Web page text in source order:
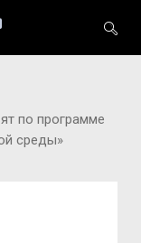
по программе
среды»